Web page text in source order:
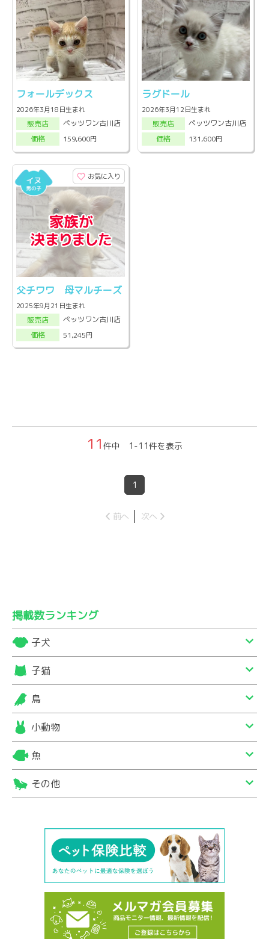
フォールデックス
2026年3月18日生まれ
販売店
ペッツワン古川店
価格
159,600円
ラグドール
2026年3月12日生まれ
販売店
ペッツワン古川店
価格
131,600円
お気に入り
父チワワ 母マルチーズ
2025年9月21日生まれ
販売店
ペッツワン古川店
価格
51,245円
11 件中 1-11件を表示
1
前へ 次へ
掲載数ランキング
子犬
子猫
鳥
小動物
魚
その他